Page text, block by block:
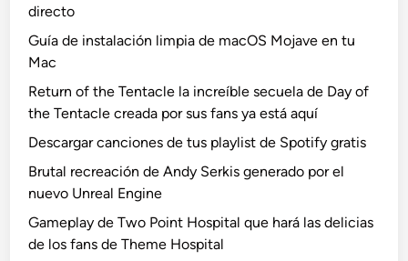
directo
Guía de instalación limpia de macOS Mojave en tu
Mac
Return of the Tentacle la increíble secuela de Day of
the Tentacle creada por sus fans ya está aquí
Descargar canciones de tus playlist de Spotify gratis
Brutal recreación de Andy Serkis generado por el
nuevo Unreal Engine
Gameplay de Two Point Hospital que hará las delicias
de los fans de Theme Hospital